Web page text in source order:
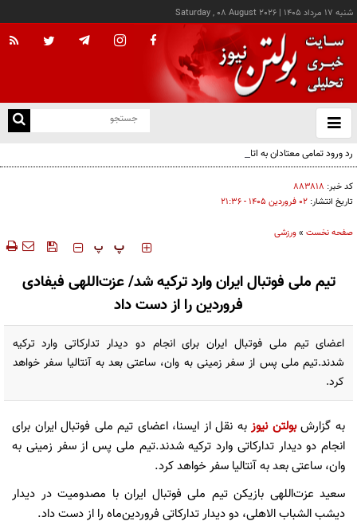
شنبه ۱۷ مرداد ۱۴۰۵ |
Saturday , 08 August 2026
باز
و
رد ورود تمامی معتادان به اتاق‌های مدیریت مصرف؛ شرایط خاص پذیرش
کد خبر: ۸۸۳۸۱۸
تاریخ انتشار: ۰۲ فروردين ۱۴۰۵ - ۲۱:۳۶
صفحه نخست »ورزشی
‍‍‍ پ پ
تیم ملی فوتبال ایران وارد ترکیه شد/ عزت‌اللهی فیفادی
فروردین را از دست داد
اعضای تیم ملی فوتبال ایران برای انجام دو دیدار تدارکاتی وارد ترکیه
شدند.تیم ملی پس از سفر زمینی به وان، ساعتی بعد به آنتالیا سفر خواهد
کرد.
به گزارشبولتن نیوزبه نقل از ایسنا، اعضای تیم ملی فوتبال ایران برای
انجام دو دیدار تدارکاتی وارد ترکیه شدند.تیم ملی پس از سفر زمینی به
وان، ساعتی بعد به آنتالیا سفر خواهد کرد.
سعید عزت‌اللهی بازیکن تیم ملی فوتبال ایران با مصدومیت در دیدار
دیشب الشباب الاهلی، دو دیدار تدارکاتی فروردین‌ماه را از دست داد.